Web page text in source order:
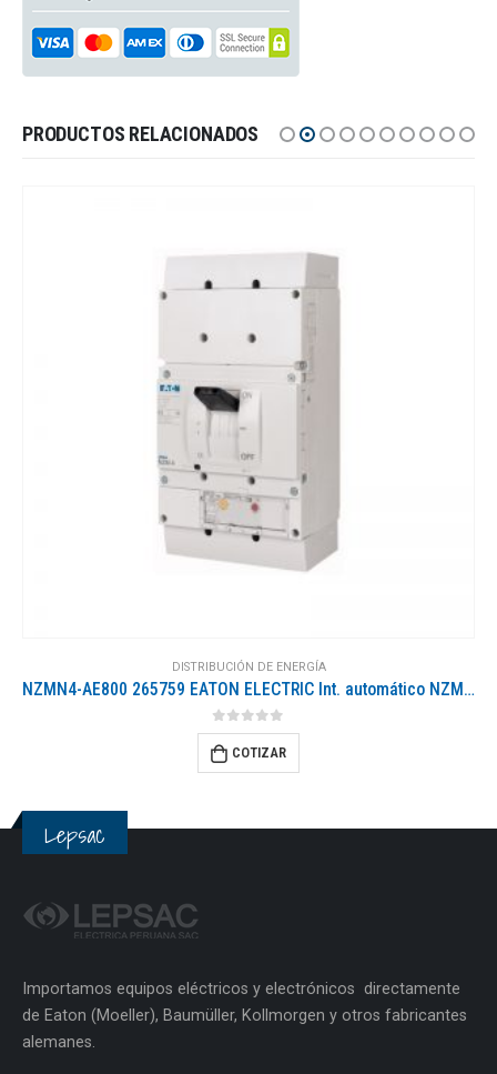
PRODUCTOS RELACIONADOS
DISTRIBUCIÓN DE ENERGÍA
NZMN4-AE800 265759 EATON ELECTRIC Int. automático NZM, 3P, 800A
0out of 5
COTIZAR
Lepsac
Importamos equipos eléctricos y electrónicos directamente
de Eaton (Moeller), Baumüller, Kollmorgen y otros fabricantes
alemanes.